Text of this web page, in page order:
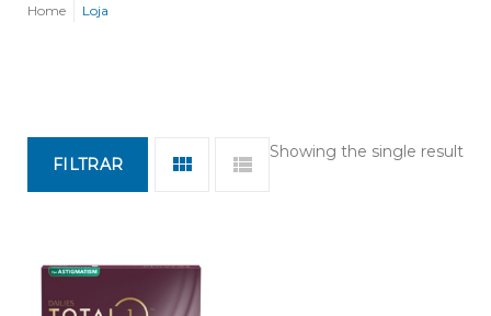
Home Loja
Showing the single result
FILTRAR